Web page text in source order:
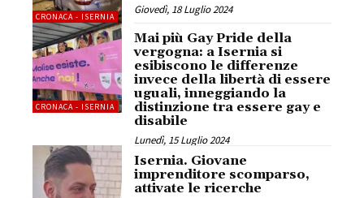
CRONACA - ISERNIA
Giovedì, 18 Luglio 2024
CRONACA - ISERNIA
Mai più Gay Pride della
vergogna: a Isernia si
esibiscono le differenze
invece della libertà di essere
uguali, inneggiando la
distinzione tra essere gay e
disabile
Lunedì, 15 Luglio 2024
Isernia. Giovane
imprenditore scomparso,
attivate le ricerche